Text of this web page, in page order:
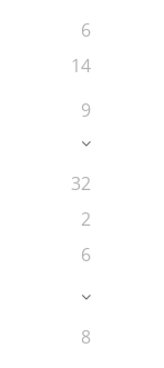
6
14
9
32
2
6
8